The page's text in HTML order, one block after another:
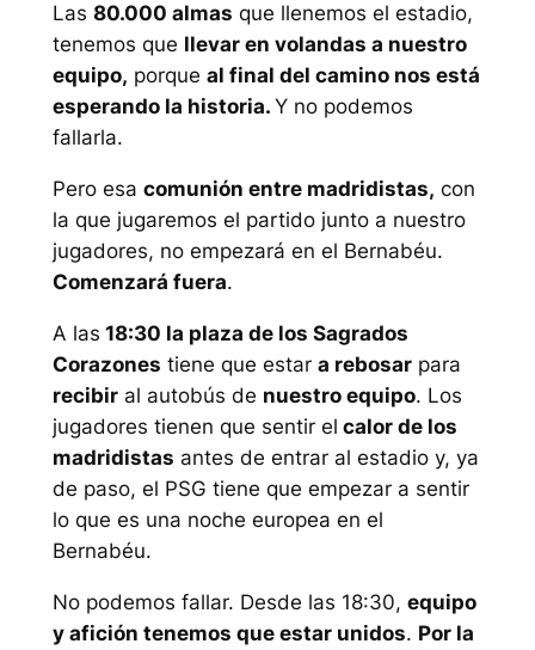
Las 80.000 almas que llenemos el estadio,
tenemos que llevar en volandas a nuestro
equipo, porque al final del camino nos está
esperando la historia. Y no podemos
fallarla.
Pero esa comunión entre madridistas, con
la que jugaremos el partido junto a nuestro
jugadores, no empezará en el Bernabéu.
Comenzará fuera.
A las 18:30 la plaza de los Sagrados
Corazones tiene que estar a rebosarpara
recibiral autobús de nuestro equipo. Los
jugadores tienen que sentir el calor de los
madridistas antes de entrar al estadio y, ya
de paso, el PSG tiene que empezar a sentir
lo que es una noche europea en el
Bernabéu.
No podemos fallar. Desde las 18:30, equipo
y afición tenemos que estar unidos. Por la